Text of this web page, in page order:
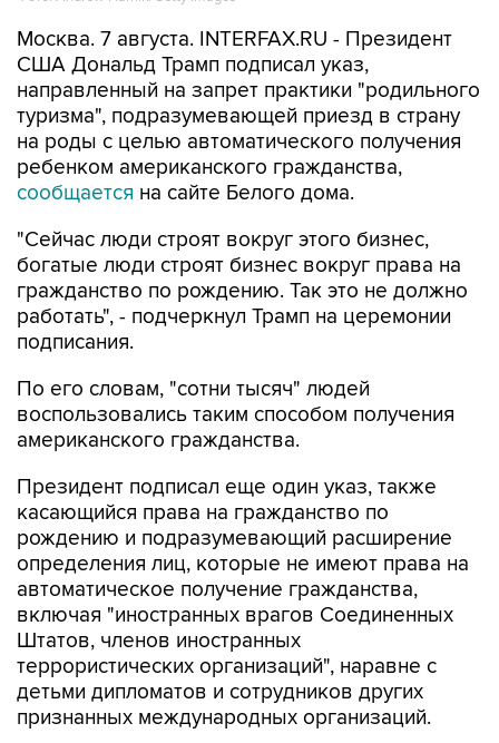
Москва. 7 августа. INTERFAX.RU - Президент
США Дональд Трамп подписал указ,
направленный на запрет практики "родильного
туризма", подразумевающей приезд в страну
на роды с целью автоматического получения
ребенком американского гражданства,
сообщается на сайте Белого дома.
"Сейчас люди строят вокруг этого бизнес,
богатые люди строят бизнес вокруг права на
гражданство по рождению. Так это не должно
работать", - подчеркнул Трамп на церемонии
подписания.
По его словам, "сотни тысяч" людей
воспользовались таким способом получения
американского гражданства.
Президент подписал еще один указ, также
касающийся права на гражданство по
рождению и подразумевающий расширение
определения лиц, которые не имеют права на
автоматическое получение гражданства,
включая "иностранных врагов Соединенных
Штатов, членов иностранных
террористических организаций", наравне с
детьми дипломатов и сотрудников других
признанных международных организаций.